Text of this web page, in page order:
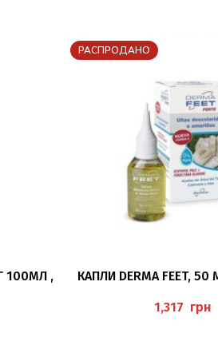
100МЛ ,
РАСПРОДАНО
ПОДРОБНЕЕ
КАПЛИ DERMA FEET, 50
грн